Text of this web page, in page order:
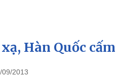
Dấu ấn VOV
Hàn Quốc
2013